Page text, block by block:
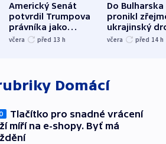
Americký Senát
potvrdil Trumpova
právníka jako
ministra
včera před 13 h
Do Bulharska
pronikl
ukrajinský
explodoval
včera před 14 h
Domácí
Tlačítko pro snadné vrácení
míří na e-shopy. Byť má